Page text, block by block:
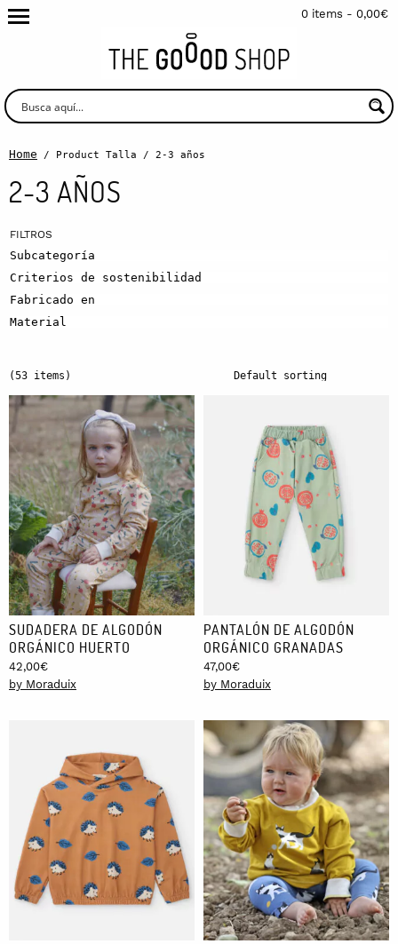
0 items - 0,00€
Home / Product Talla / 2-3 años
2-3 AÑOS
Subcategoría
Criterios de sostenibilidad
Fabricado en
Material
(53 items)
SUDADERA DE ALGODÓN
ORGÁNICO HUERTO
42,00€
by Moraduix
PANTALÓN DE ALGODÓN
ORGÁNICO GRANADAS
47,00€
by Moraduix